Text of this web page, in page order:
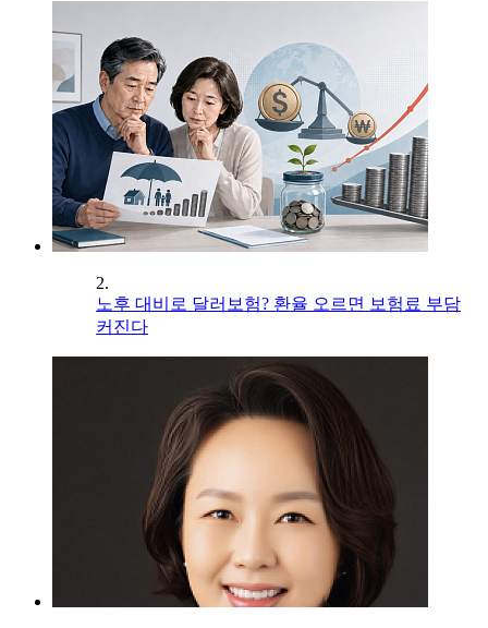
2.
노후 대비로 달러보험? 환율 오르면 보험료 부담
커진다